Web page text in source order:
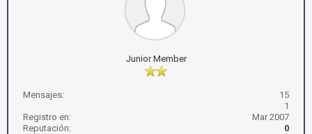
Junior Member
Mensajes:
15
1
Registro en:
Mar 2007
Reputación:
0